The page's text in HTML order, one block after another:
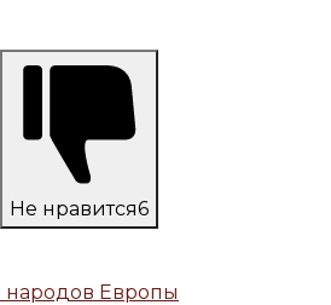
Не нравится6
народов Европы